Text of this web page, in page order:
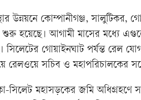
উন্নয়নে কোম্পানীগঞ্জ, সালুটিকর,
শুরু হয়েছে। আগামী মাসের মধ্যে
সিলেটের গোয়াইনঘাট পর্যন্ত রেল
রেলওয়ে সচিব ও মহাপরিচালকের
সিলেট মহাসড়কের জমি অধিগ্রহণে